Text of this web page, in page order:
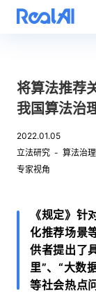
将算法推荐
我国算法治
2022.01.05
立法研究 - 算法治理
专家视角
《规定》针
化推荐场景
供者提出了
里”、“大数
等社会热点